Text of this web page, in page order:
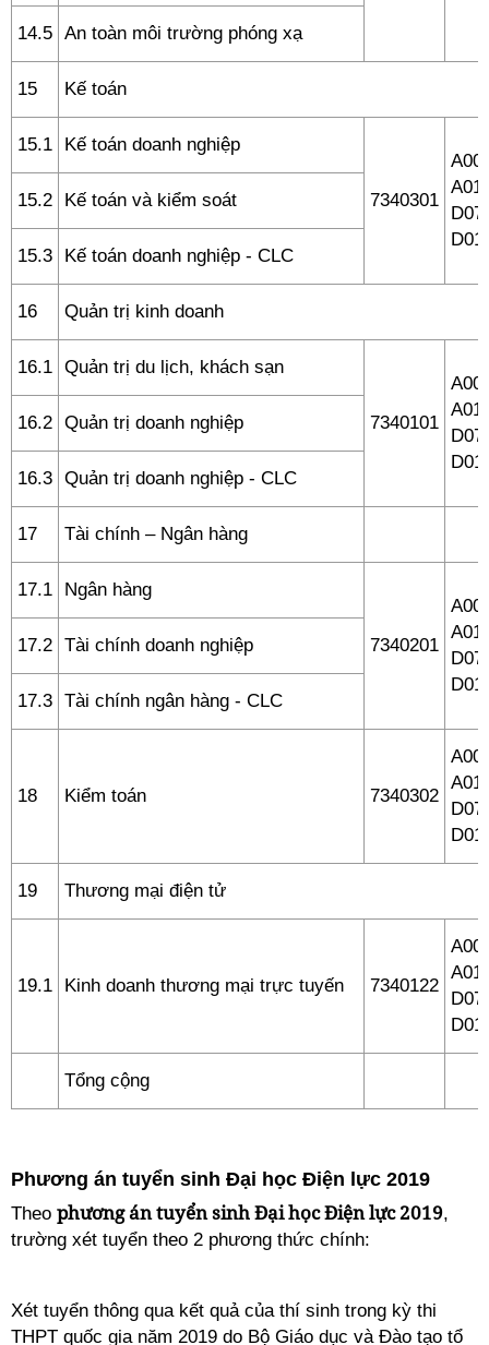
14.5 An toàn môi trường phóng xạ
15 Kế toán
15.1 Kế toán doanh nghiệp
7340301
A00
A01,
D07,
D01
15.2 Kế toán và kiểm soát
15.3 Kế toán doanh nghiệp - CLC
16 Quản trị kinh doanh
16.1 Quản trị du lịch, khách sạn
7340101
A00
A01,
D07,
D01
16.2 Quản trị doanh nghiệp
16.3 Quản trị doanh nghiệp - CLC
17 Tài chính – Ngân hàng
17.1 Ngân hàng
7340201
A00
A01,
D07,
D01
17.2 Tài chính doanh nghiệp
17.3 Tài chính ngân hàng - CLC
18 Kiểm toán 7340302
A00
A01,
D07,
D01
19 Thương mại điện tử
19.1 Kinh doanh thương mại trực tuyến 7340122
A00
A01,
D07,
D01
Tổng cộng
Phương án tuyển sinh Đại học Điện lực 2019
Theo phương án tuyển sinh Đại học Điện lực 2019,
trường xét tuyển theo 2 phương thức chính:
Xét tuyển thông qua kết quả của thí sinh trong kỳ thi
THPT quốc gia năm 2019 do Bộ Giáo dục và Đào tạo tổ